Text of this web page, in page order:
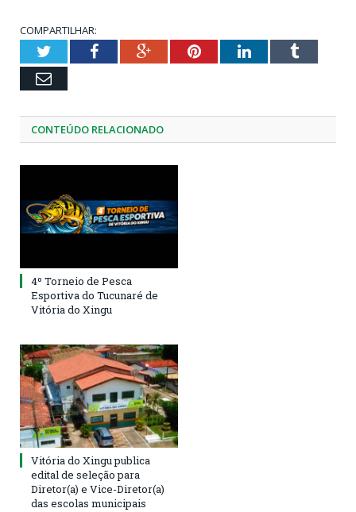
COMPARTILHAR:
TwitterFacebookGoogle+PinterestLinkedInTumblr
Email
CONTEÚDO RELACIONADO
4º Torneio de Pesca
Esportiva do Tucunaré de
Vitória do Xingu
Vitória do Xingu publica
edital de seleção para
Diretor(a) e Vice-Diretor(a)
das escolas municipais